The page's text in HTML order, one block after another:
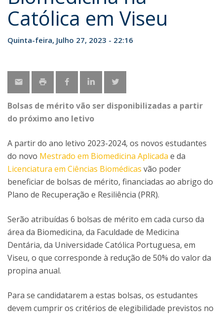
Católica em Viseu
Quinta-feira, Julho 27, 2023 - 22:16
Bolsas de mérito vão ser disponibilizadas a partir
do próximo ano letivo
A partir do ano letivo 2023-2024, os novos estudantes
do novo Mestrado em Biomedicina Aplicada e da
Licenciatura em Ciências Biomédicas vão poder
beneficiar de bolsas de mérito, financiadas ao abrigo do
Plano de Recuperação e Resiliência (PRR).
Serão atribuídas 6 bolsas de mérito em cada curso da
área da Biomedicina, da Faculdade de Medicina
Dentária, da Universidade Católica Portuguesa, em
Viseu, o que corresponde à redução de 50% do valor da
propina anual.
Para se candidatarem a estas bolsas, os estudantes
devem cumprir os critérios de elegibilidade previstos no